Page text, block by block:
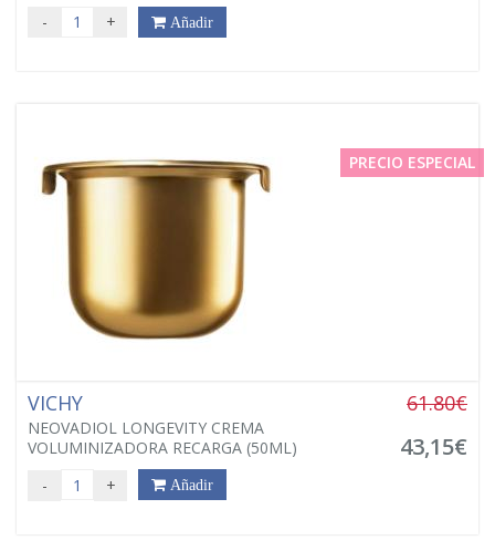
- + Añadir
PRECIO ESPECIAL
VICHY
NEOVADIOL LONGEVITY CREMA
VOLUMINIZADORA RECARGA (50ML)
61.80€
43,15€
- + Añadir